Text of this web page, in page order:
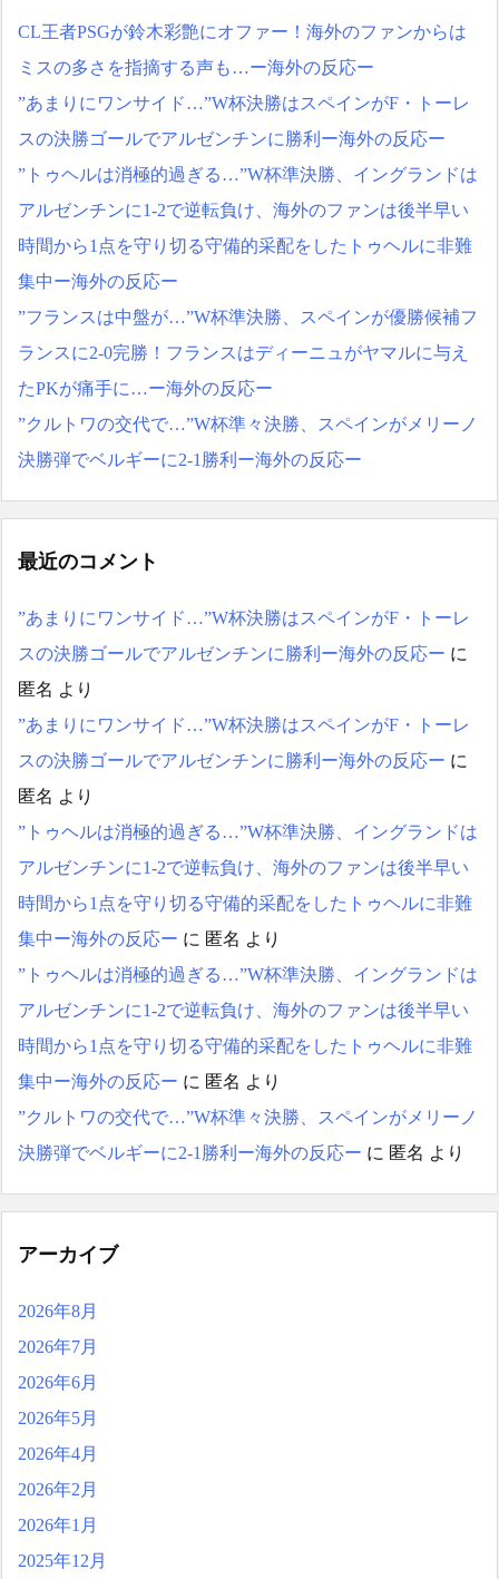
CL王者PSGが鈴木彩艶にオファー！海外のファンからは
ミスの多さを指摘する声も…ー海外の反応ー
”あまりにワンサイド…”W杯決勝はスペインがF・トーレ
スの決勝ゴールでアルゼンチンに勝利ー海外の反応ー
”トゥヘルは消極的過ぎる…”W杯準決勝、イングランドは
アルゼンチンに1-2で逆転負け、海外のファンは後半早い
時間から1点を守り切る守備的采配をしたトゥヘルに非難
集中ー海外の反応ー
”フランスは中盤が…”W杯準決勝、スペインが優勝候補フ
ランスに2-0完勝！フランスはディーニュがヤマルに与え
たPKが痛手に…ー海外の反応ー
”クルトワの交代で…”W杯準々決勝、スペインがメリーノ
決勝弾でベルギーに2-1勝利ー海外の反応ー
最近のコメント
”あまりにワンサイド…”W杯決勝はスペインがF・トーレ
スの決勝ゴールでアルゼンチンに勝利ー海外の反応ー に
匿名 より
”あまりにワンサイド…”W杯決勝はスペインがF・トーレ
スの決勝ゴールでアルゼンチンに勝利ー海外の反応ー に
匿名 より
”トゥヘルは消極的過ぎる…”W杯準決勝、イングランドは
アルゼンチンに1-2で逆転負け、海外のファンは後半早い
時間から1点を守り切る守備的采配をしたトゥヘルに非難
集中ー海外の反応ー に 匿名 より
”トゥヘルは消極的過ぎる…”W杯準決勝、イングランドは
アルゼンチンに1-2で逆転負け、海外のファンは後半早い
時間から1点を守り切る守備的采配をしたトゥヘルに非難
集中ー海外の反応ー に 匿名 より
”クルトワの交代で…”W杯準々決勝、スペインがメリーノ
決勝弾でベルギーに2-1勝利ー海外の反応ー に 匿名 より
アーカイブ
2026年8月
2026年7月
2026年6月
2026年5月
2026年4月
2026年2月
2026年1月
2025年12月